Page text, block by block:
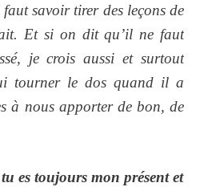
savoir tirer des leçons de
Et si on dit qu’il ne faut
je crois aussi et surtout
tourner le dos quand il a
à nous apporter de bon, de
es toujours mon présent et